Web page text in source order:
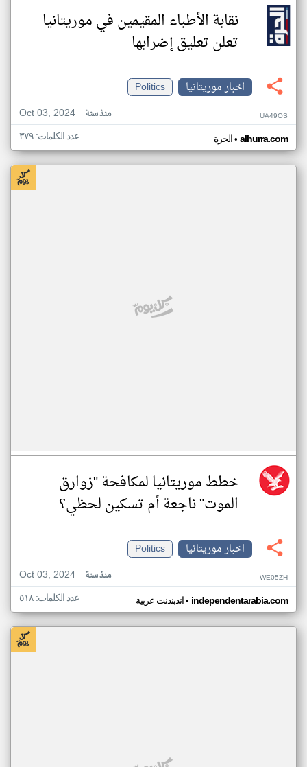
نقابة الأطباء المقيمين في موريتانيا
تعلن تعليق إضرابها
اخبار موريتانيا
Politics
Oct 03, 2024
منذ سنة UA49OS
الحرة• alhurra.com عدد الكلمات: ٣٧٩
خطط موريتانيا لمكافحة "زوارق
الموت" ناجعة أم تسكين لحظي؟
اخبار موريتانيا
Politics
Oct 03, 2024
منذ سنة WE05ZH
اندبندنت عربية• independentarabia.com عدد الكلمات: ٥١٨